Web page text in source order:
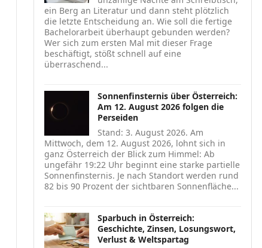
ein Berg an Literatur und dann steht plötzlich
die letzte Entscheidung an. Wie soll die fertige
Bachelorarbeit überhaupt gebunden werden?
Wer sich zum ersten Mal mit dieser Frage
beschäftigt, stößt schnell auf eine
überraschend...
Sonnenfinsternis über Österreich:
Am 12. August 2026 folgen die
Perseiden
Stand: 3. August 2026. Am
Mittwoch, dem 12. August 2026, lohnt sich in
ganz Österreich der Blick zum Himmel: Ab
ungefähr 19:22 Uhr beginnt eine starke partielle
Sonnenfinsternis. Je nach Standort werden rund
82 bis 90 Prozent der sichtbaren Sonnenfläche...
Sparbuch in Österreich:
Geschichte, Zinsen, Losungswort,
Verlust & Weltspartag